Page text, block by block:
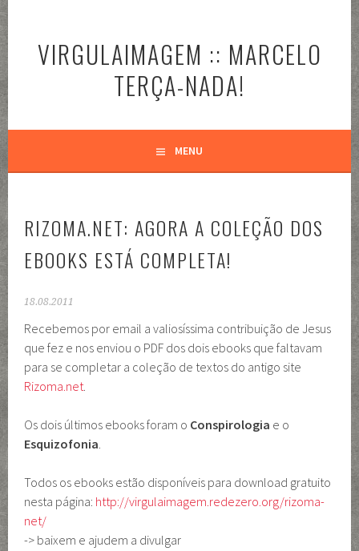
o
conteúdoVIRGULAIMAGEM :: MARCELO
TERÇA-NADA!
MENU
RIZOMA.NET: AGORA A COLEÇÃO DOS
EBOOKS ESTÁ COMPLETA!
18.08.2011
Recebemos por email a valiosíssima contribuição de Jesus
que fez e nos enviou o PDF dos dois ebooks que faltavam
para se completar a coleção de textos do antigo site
Rizoma.net.
Os dois últimos ebooks foram o Conspirologia e o
Esquizofonia.
Todos os ebooks estão disponíveis para download gratuito
nesta página: http://virgulaimagem.redezero.org/rizoma-
net/
-> baixem e ajudem a divulgar